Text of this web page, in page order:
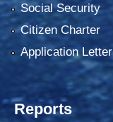
Social Security
Citizen Charter
Application Letter
Reports